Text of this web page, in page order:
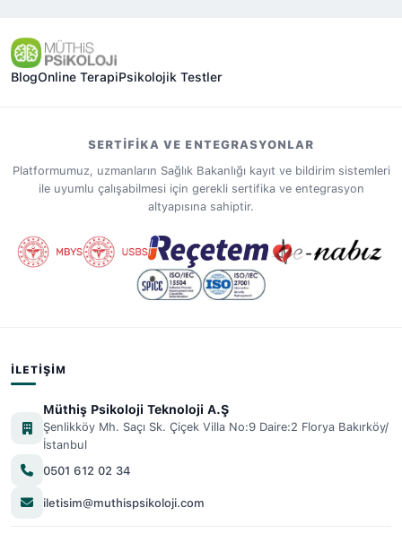
BlogOnline TerapiPsikolojik Testler
SERTIFIKA VE ENTEGRASYONLAR
Platformumuz, uzmanların Sağlık Bakanlığı kayıt ve bildirim sistemleri
ile uyumlu çalışabilmesi için gerekli sertifika ve entegrasyon
altyapısına sahiptir.
İLETIŞIM
Müthiş Psikoloji Teknoloji A.Ş
Şenlikköy Mh. Saçı Sk. Çiçek Villa No:9 Daire:2 Florya Bakırköy/
İstanbul
0501 612 02 34
iletisim@muthispsikoloji.com